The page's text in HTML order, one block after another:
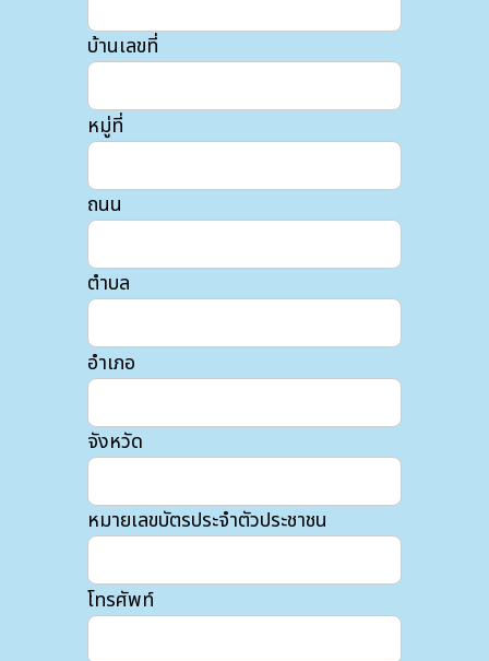
บ้านเลขที่
หมู่ที่
ถนน
ตำบล
อำเภอ
จังหวัด
หมายเลขบัตรประจำตัวประชาชน
โทรศัพท์